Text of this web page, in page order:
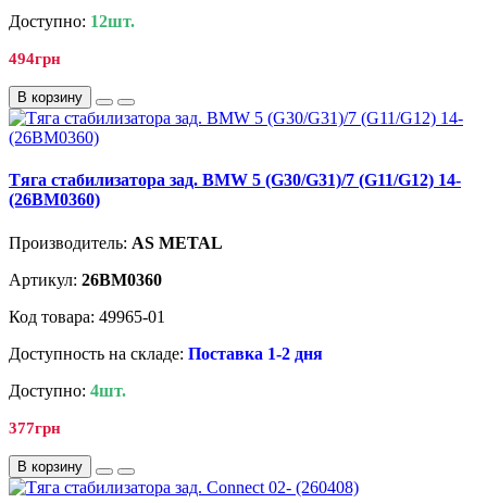
Доступно: 12шт.
494грн
В корзину
Tягa стабилизатора зад. BMW 5 (G30/G31)/7 (G11/G12) 14-
(26BM0360)
Производитель: AS METAL
Артикул: 26BM0360
Код товара: 49965-01
Доступность на складе: Поставка 1-2 дня
Доступно: 4шт.
377грн
В корзину